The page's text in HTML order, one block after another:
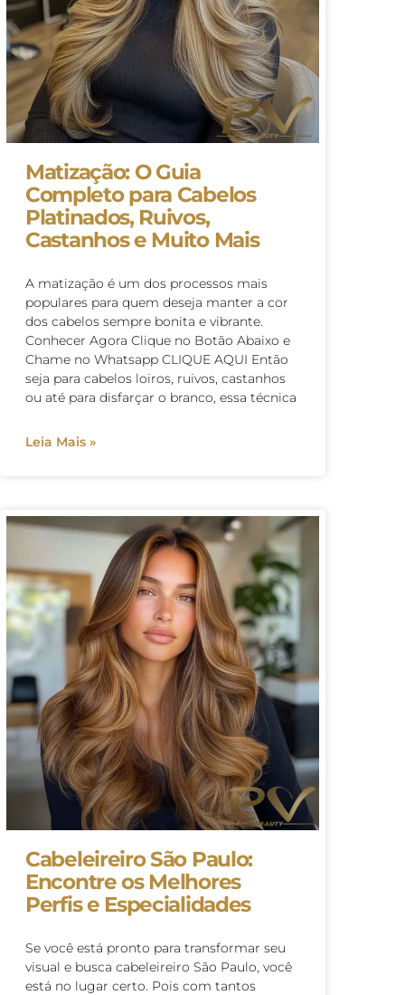
Matização: O Guia
Completo para Cabelos
Platinados, Ruivos,
Castanhos e Muito Mais
A matização é um dos processos mais
populares para quem deseja manter a cor
dos cabelos sempre bonita e vibrante.
Conhecer Agora Clique no Botão Abaixo e
Chame no Whatsapp CLIQUE AQUI Então
seja para cabelos loiros, ruivos, castanhos
ou até para disfarçar o branco, essa técnica
Leia Mais »
Cabeleireiro São Paulo:
Encontre os Melhores
Perfis e Especialidades
Se você está pronto para transformar seu
visual e busca cabeleireiro São Paulo, você
está no lugar certo. Pois com tantos